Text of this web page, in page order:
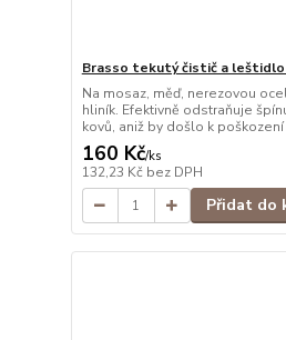
Brasso tekutý čistič a leštidlo
Na mosaz, měď, nerezovou
hliník. Efektivně odstraňuje
kovů, aniž by došlo k
160 Kč/ks
132,23 Kč bez DPH
Přidat do